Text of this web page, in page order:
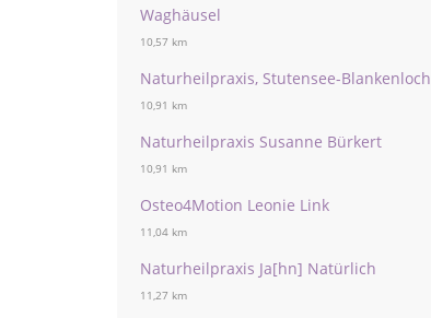
Waghäusel
10,57 km
Naturheilpraxis, Stutensee-Blankenloch
10,91 km
Naturheilpraxis Susanne Bürkert
10,91 km
Osteo4Motion Leonie Link
11,04 km
Naturheilpraxis Ja[hn] Natürlich
11,27 km